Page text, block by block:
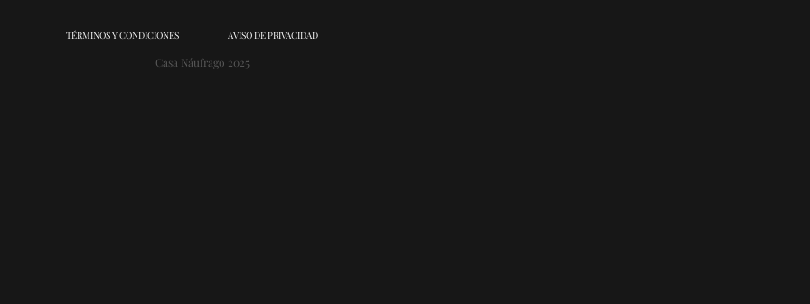
TÉRMINOS Y CONDICIONES AVISO DE PRIVACIDAD
Casa Náufrago 2025